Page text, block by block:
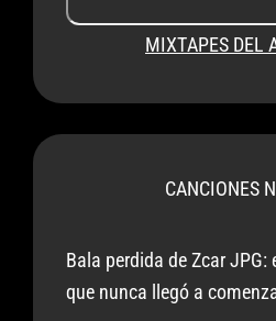
MIXTAPES DEL
CANCIONES
Bala perdida de Zcar
que nunca llegó a